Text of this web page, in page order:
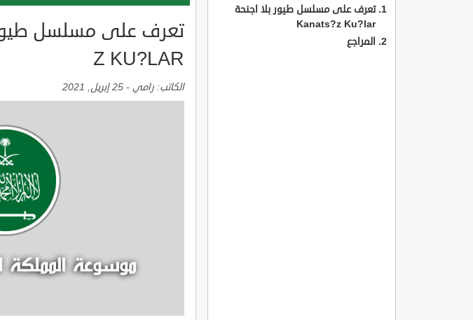
تعرف على مسلسل طيور بلا اجنحة
Kanats?z Ku?lar
المراجع
Z KU?LAR
الكاتب: رامي - 25 إبريل, 2021